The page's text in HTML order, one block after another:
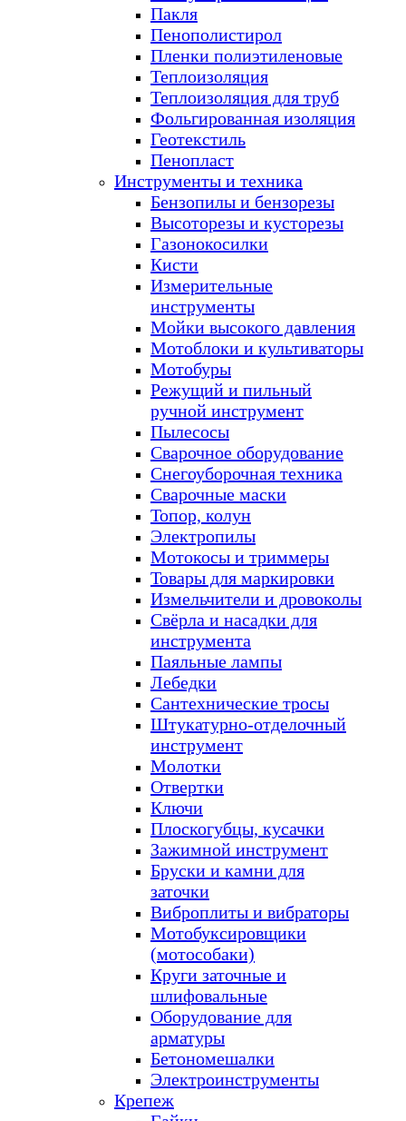
Пакля
Пенополистирол
Пленки полиэтиленовые
Теплоизоляция
Теплоизоляция для труб
Фольгированная изоляция
Геотекстиль
Пенопласт
Инструменты и техника
Бензопилы и бензорезы
Высоторезы и кусторезы
Газонокосилки
Кисти
Измерительные
инструменты
Мойки высокого давления
Мотоблоки и культиваторы
Мотобуры
Режущий и пильный
ручной инструмент
Пылесосы
Сварочное оборудование
Снегоуборочная техника
Сварочные маски
Топор, колун
Электропилы
Мотокосы и триммеры
Товары для маркировки
Измельчители и дровоколы
Свёрла и насадки для
инструмента
Паяльные лампы
Лебедки
Сантехнические тросы
Штукатурно-отделочный
инструмент
Молотки
Отвертки
Ключи
Плоскогубцы, кусачки
Зажимной инструмент
Бруски и камни для
заточки
Виброплиты и вибраторы
Мотобуксировщики
(мотособаки)
Круги заточные и
шлифовальные
Оборудование для
арматуры
Бетономешалки
Электроинструменты
Крепеж